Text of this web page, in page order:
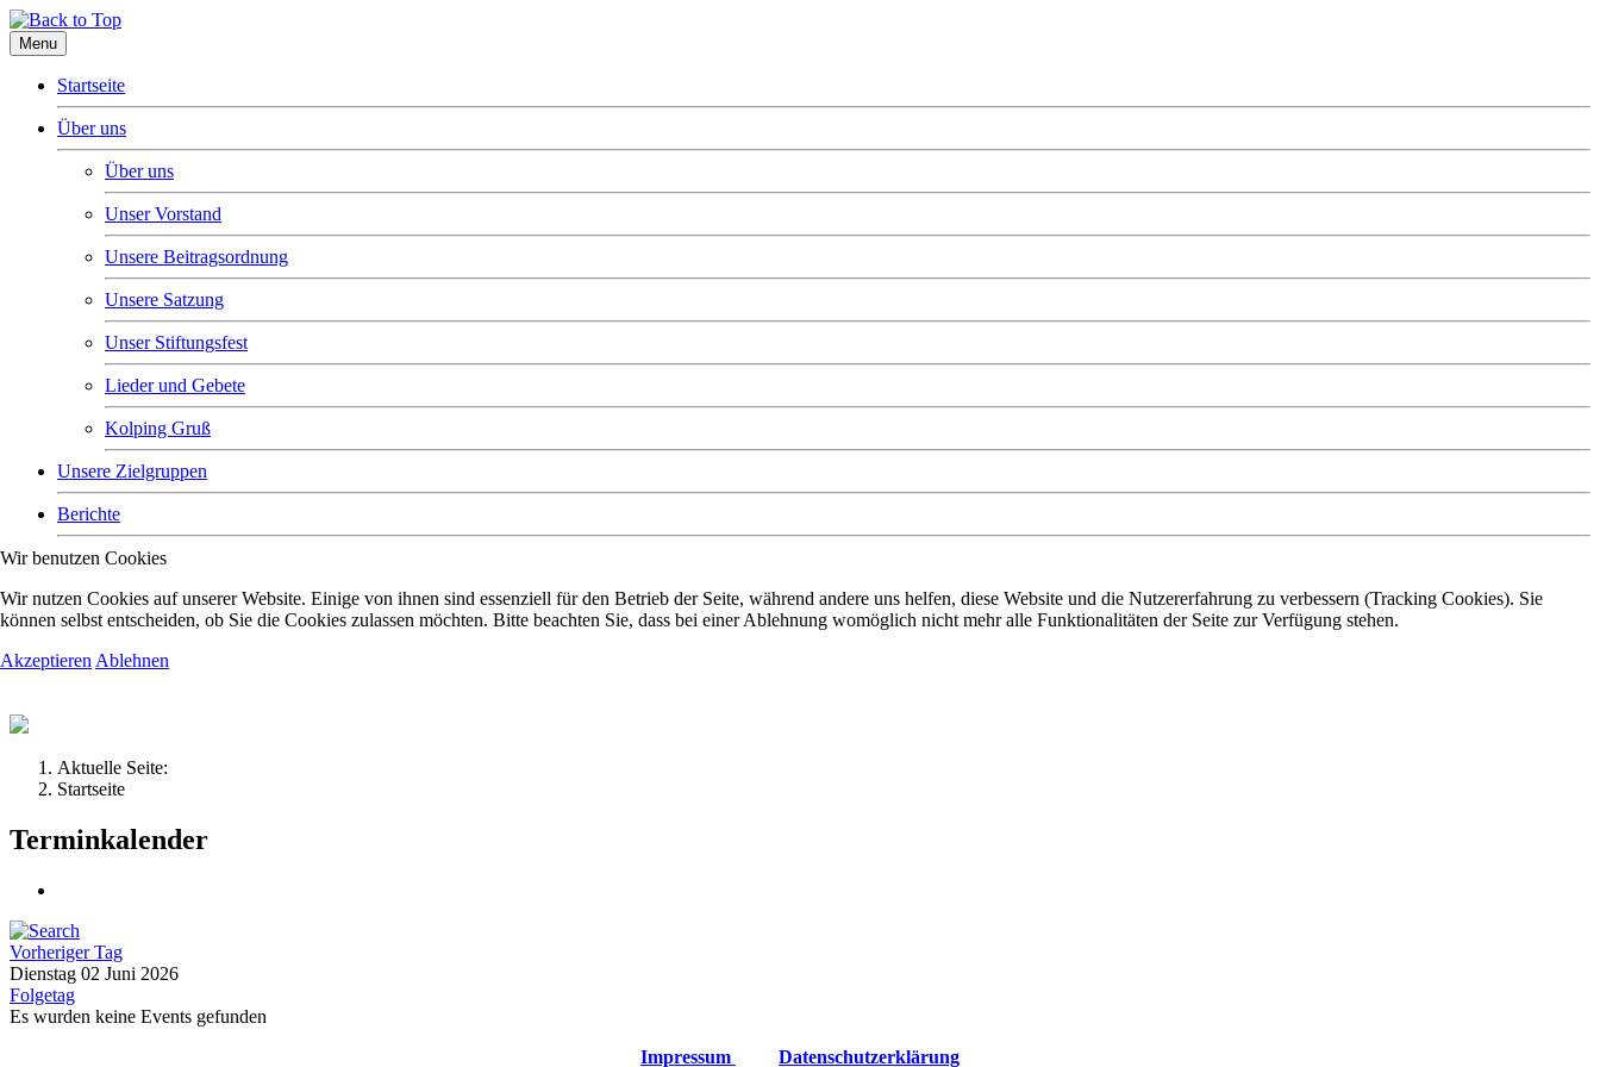
Menu
Startseite
Über uns
Über uns
Unser Vorstand
Unsere Beitragsordnung
Unsere Satzung
Unser Stiftungsfest
Lieder und Gebete
Kolping Gruß
Unsere Zielgruppen
Berichte
Kolpingsfamilie Havixbeck
Aktuelle Seite:
Startseite
Terminkalender
Vorheriger Tag
Dienstag 02 Juni 2026
Folgetag
Es wurden keine Events gefunden
Impressum
Datenschutzerklärung
Wir benutzen Cookies
Wir nutzen Cookies auf unserer Website. Einige von ihnen sind essenziell für den Betrieb der Seite, während andere uns helfen, diese Website und die Nutzererfahrung zu verbessern (Tracking Cookies). Sie
können selbst entscheiden, ob Sie die Cookies zulassen möchten. Bitte beachten Sie, dass bei einer Ablehnung womöglich nicht mehr alle Funktionalitäten der Seite zur Verfügung stehen.
Akzeptieren Ablehnen